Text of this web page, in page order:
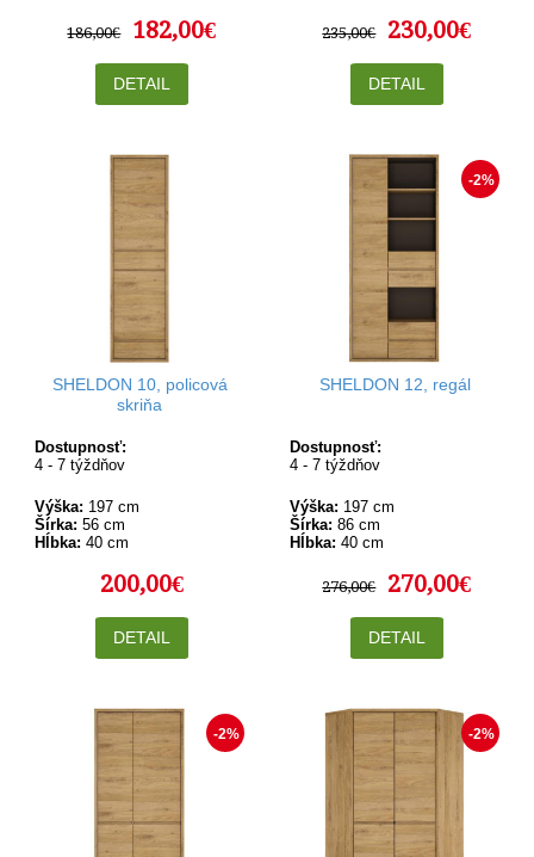
186,00€ 182,00€
DETAIL
235,00€ 230,00€
DETAIL
SHELDON 10, policová
skriňa
Dostupnosť:
4 - 7 týždňov
Výška: 197 cm
Šírka: 56 cm
Hĺbka: 40 cm
200,00€
DETAIL
-2%
SHELDON 12, regál
Dostupnosť:
4 - 7 týždňov
Výška: 197 cm
Šírka: 86 cm
Hĺbka: 40 cm
276,00€ 270,00€
DETAIL
-2% -2%